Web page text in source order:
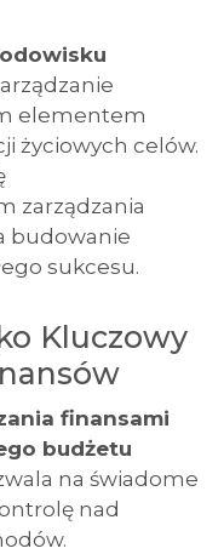
elementem
życiowych celów.
zarządzania
budowanie
sukcesu.
Kluczowy
finansami
budżetu
na świadome
nad